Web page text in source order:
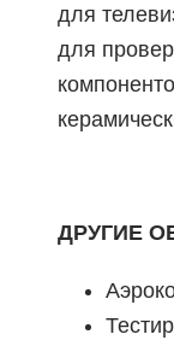
для
для
ДРУГИЕ